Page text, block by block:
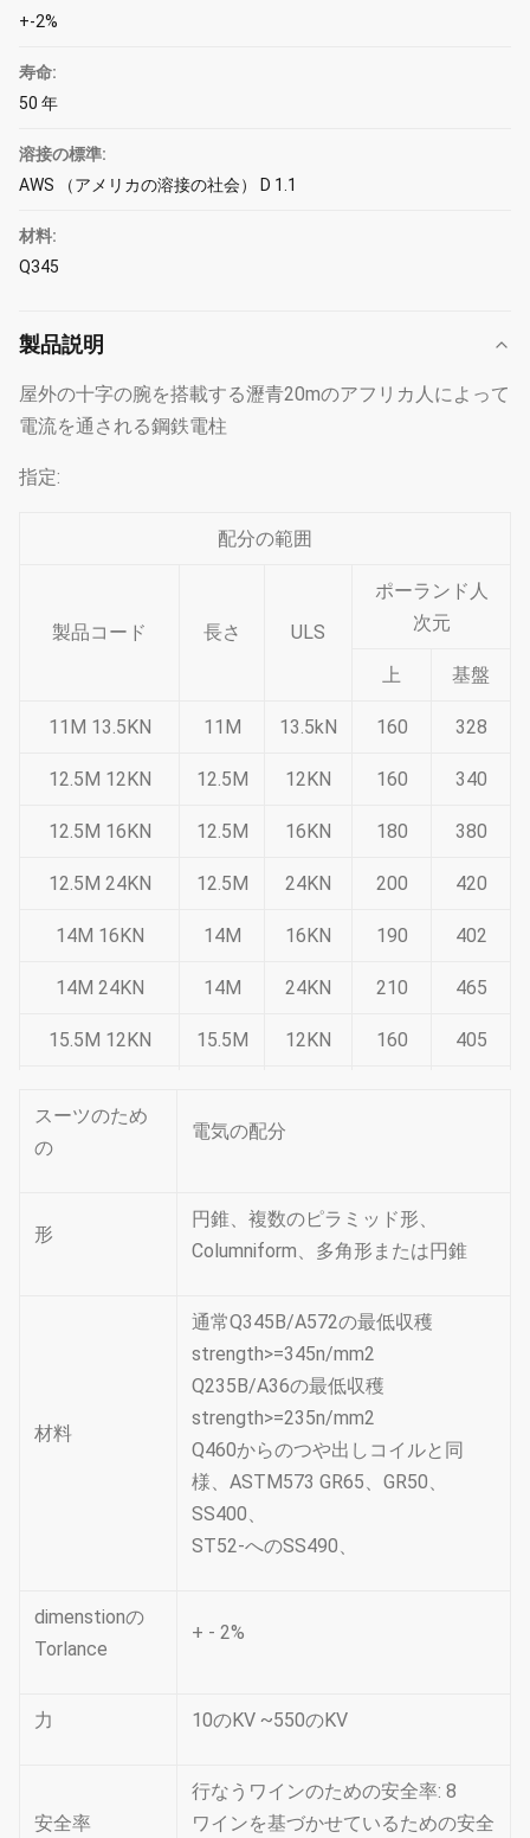
+-2%
寿命:
50 年
溶接の標準:
AWS （アメリカの溶接の社会） D 1.1
材料:
Q345
製品説明
屋外の十字の腕を搭載する瀝青20mのアフリカ人によって
電流を通される鋼鉄電柱
指定:
配分の範囲
製品コード 長さ ULS
ポーランド人
次元
上 基盤
11M 13.5KN 11M 13.5kN 160 328
12.5M 12KN 12.5M 12KN 160 340
12.5M 16KN 12.5M 16KN 180 380
12.5M 24KN 12.5M 24KN 200 420
14M 16KN 14M 16KN 190 402
14M 24KN 14M 24KN 210 465
15.5M 12KN 15.5M 12KN 160 405
注:先を細くされる12味方される、埋められる指示して
ポーランド人の偏向より少し50% ULSの棒の高さのよ
り5%の
補助的な伝送範囲
長さ ULS
上 基盤
18.5M
18.5M 40KN
21M 40KN
21M 40KN
24M 30KN
注:先を細くされる12味方される、埋められる指示して
スーツのため
の
電気の配分
形
円錐、複数のピラミッド形、
Columniform、多角形または円錐
材料
通常Q345B/A572の最低収穫
strength>=345n/mm2
Q235B/A36の最低収穫
strength>=235n/mm2
Q460からのつや出しコイルと同
様、ASTM573 GR65、GR50、
SS400、
ST52-へのSS490、
dimenstionの
Torlance
+ - 2%
力 10のKV ~550のKV
安全率
行なうワインのための安全率: 8
ワインを基づかせているための安全